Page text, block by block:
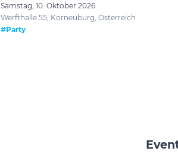
Samstag, 10. Oktober 2026
Werfthalle 55, Korneuburg, Österreich
#Party